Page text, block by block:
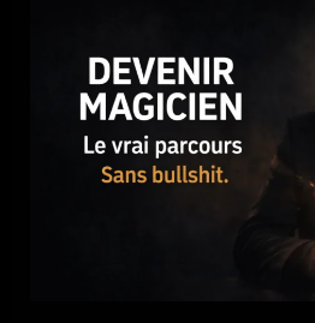
débutant